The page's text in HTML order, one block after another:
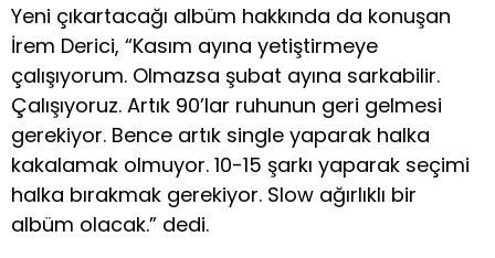
Yeni çıkartacağı albüm hakkında da konuşan
İrem Derici, “Kasım ayına yetiştirmeye
çalışıyorum. Olmazsa şubat ayına sarkabilir.
Çalışıyoruz. Artık 90’lar ruhunun geri gelmesi
gerekiyor. Bence artık single yaparak halka
kakalamak olmuyor. 10-15 şarkı yaparak seçimi
halka bırakmak gerekiyor. Slow ağırlıklı bir
albüm olacak.” dedi.